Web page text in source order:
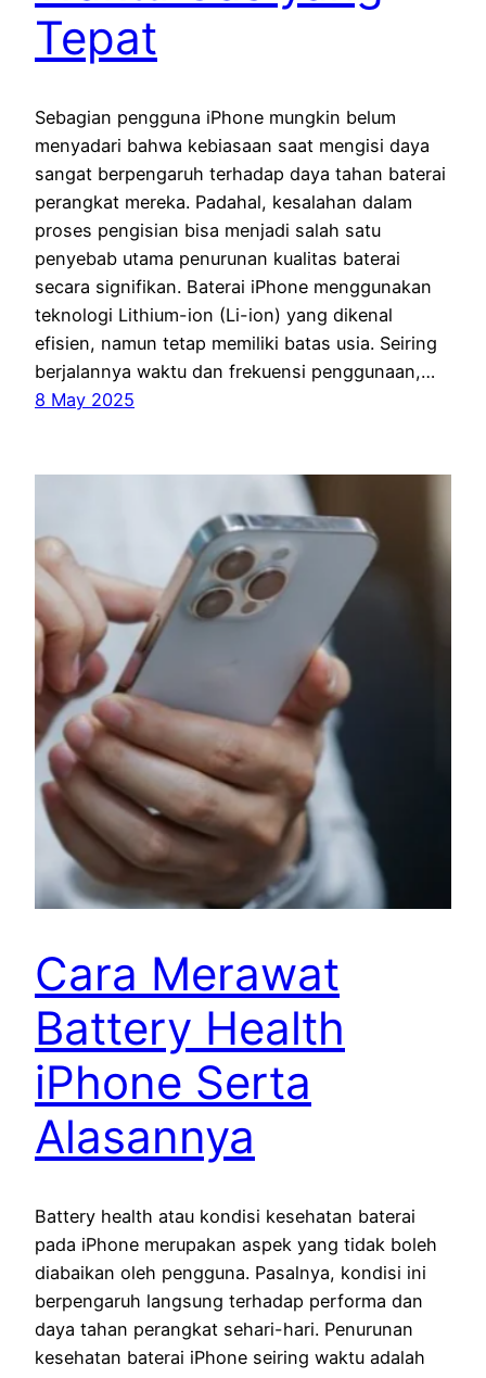
Tepat
Sebagian pengguna iPhone mungkin belum
menyadari bahwa kebiasaan saat mengisi daya
sangat berpengaruh terhadap daya tahan baterai
perangkat mereka. Padahal, kesalahan dalam
proses pengisian bisa menjadi salah satu
penyebab utama penurunan kualitas baterai
secara signifikan. Baterai iPhone menggunakan
teknologi Lithium-ion (Li-ion) yang dikenal
efisien, namun tetap memiliki batas usia. Seiring
berjalannya waktu dan frekuensi penggunaan,…
8 May 2025
Cara Merawat
Battery Health
iPhone Serta
Alasannya
Battery health atau kondisi kesehatan baterai
pada iPhone merupakan aspek yang tidak boleh
diabaikan oleh pengguna. Pasalnya, kondisi ini
berpengaruh langsung terhadap performa dan
daya tahan perangkat sehari-hari. Penurunan
kesehatan baterai iPhone seiring waktu adalah